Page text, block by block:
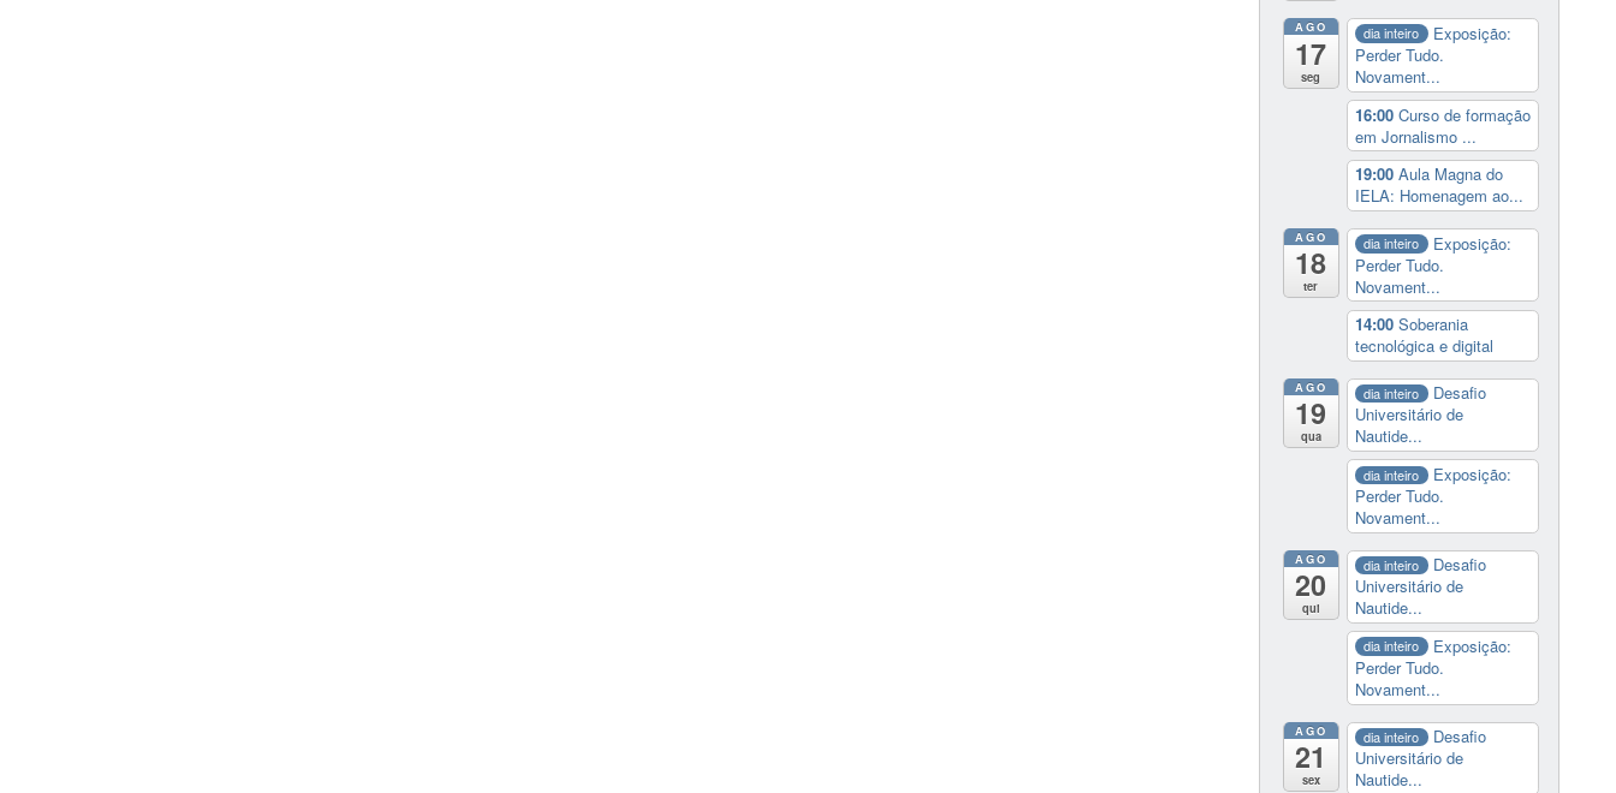
AGO
17
seg
dia inteiro
Exposição:
Perder Tudo.
Novament...
16:00 Curso de formação
em Jornalismo ...
19:00 Aula Magna do
IELA: Homenagem ao...
AGO
18
ter
dia inteiro
Exposição:
Perder Tudo.
Novament...
14:00 Soberania
tecnológica e digital
AGO
19
qua
dia inteiro
Desafio
Universitário de
Nautide...
dia inteiro
Exposição:
Perder Tudo.
Novament...
AGO
20
qui
dia inteiro
Desafio
Universitário de
Nautide...
dia inteiro
Exposição:
Perder Tudo.
Novament...
AGO
21
sex
dia inteiro
Desafio
Universitário de
Nautide...